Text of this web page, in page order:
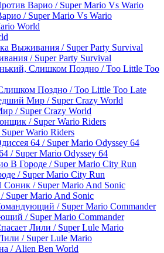
/ Super Mario Vs Wario
/ Super Party Survival
Поздно / Too Little Too Late
/ Super Crazy World
Wario Riders
/ Super Mario Odyssey 64
/ Super Mario City Run
Mario And Sonic
/ Super Mario Commander
/ Super Lule Mario